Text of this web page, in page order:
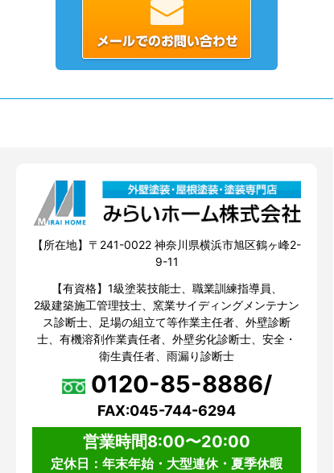
【所在地】〒241-0022 神奈川県横浜市旭区鶴ヶ峰2-
9-11
【有資格】1級塗装技能士、職業訓練指導員、
2級建築施工管理技士、窯業サイディングメンテナン
ス診断士、足場の組立て等作業主任者、外壁診断
士、有機溶剤作業責任者、外壁劣化診断士、安全・
衛生責任者、雨漏り診断士
0120-85-8886/
FAX:045-744-6294
営業時間8:00〜20:00
定休日：年末年始・大型連休・夏季休暇